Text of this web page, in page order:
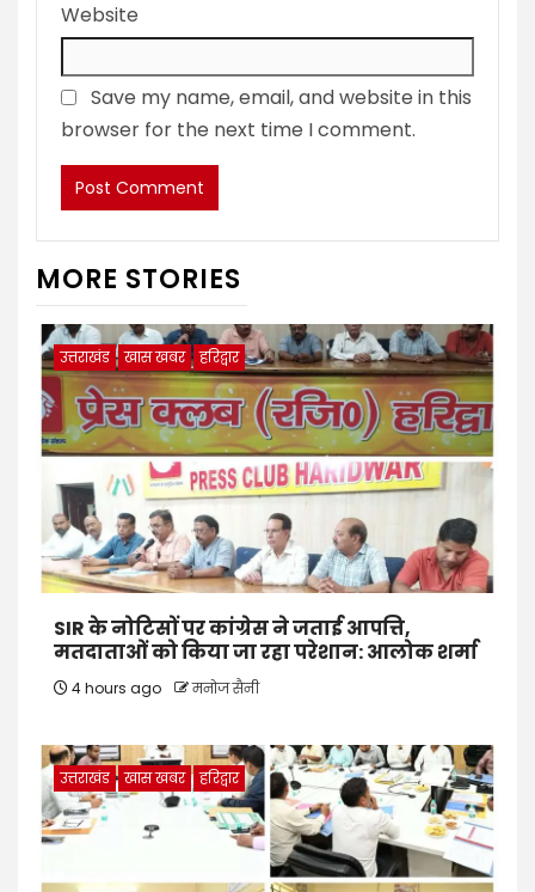
Website
Save my name, email, and website in this
browser for the next time I comment.
MORE STORIES
उत्तराखंड खास खबर हरिद्वार
SIR के नोटिसों पर कांग्रेस ने जताई आपत्ति,
मतदाताओं को किया जा रहा परेशान: आलोक शर्मा
4 hours ago मनोज सैनी
उत्तराखंड खास खबर हरिद्वार